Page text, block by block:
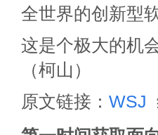
全世界的创新型
这是个极大的机
（柯山）
原文链接： WSJ